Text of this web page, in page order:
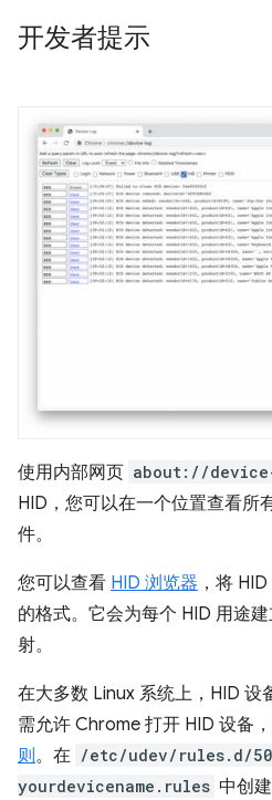
开发者提示
使用内部网页 about://
HID，您可以在一个位置查看所
件。
您可以查看 HID 浏览器 ，将
的格式。它会为每个 HID 用途
射。
在大多数 Linux 系统上，HID 设
需允许 Chrome 打开 HID 设备
则。在 /etc/udev/rules.d/
yourdevicename.rules 中创